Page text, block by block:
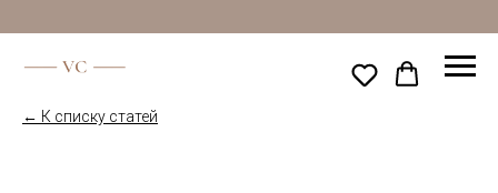
← К списку статей